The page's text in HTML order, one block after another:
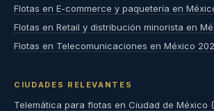
Flotas en E-commerce y paquetería en
Flotas en Retail y distribución minorista en
Flotas en Telecomunicaciones en México
CIUDADES RELEVANTES
Telemática para flotas en Ciudad de México